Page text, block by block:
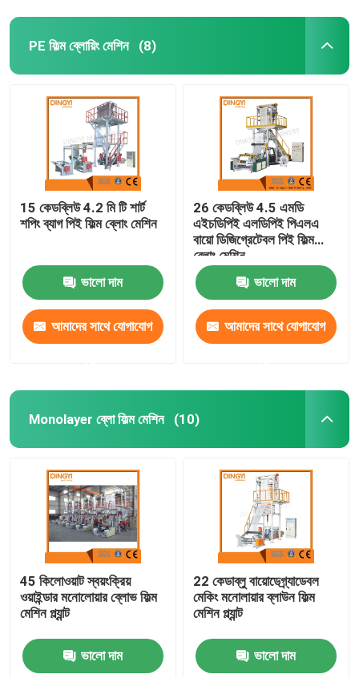
PE ফিল্ম ব্লোয়িং মেশিন (8)
15 কেডব্লিউ 4.2 মি টি শার্ট
শপিং ব্যাগ পিই ফিল্ম ব্লোং মেশিন
ভালো দাম
আমাদের সাথে যোগাযোগ
26 কেডব্লিউ 4.5 এমডি
এইচডিপিই এলডিপিই পিএলএ
বায়ো ডিজিগ্রেটেবল পিই ফিল্ম
ব্লোং মেশিন
ভালো দাম
আমাদের সাথে যোগাযোগ
Monolayer ব্লো ফিল্ম মেশিন (10)
45 কিলোওয়াট স্বয়ংক্রিয়
ওয়াইন্ডার মনোলোয়ার ব্লোভ ফিল্ম
মেশিন প্ল্যান্ট
ভালো দাম
22 কেডাব্লু বায়োডেগ্র্যাডেবল
মেকিং মনোলায়ার ব্লাউন ফিল্ম
মেশিন প্ল্যান্ট
ভালো দাম